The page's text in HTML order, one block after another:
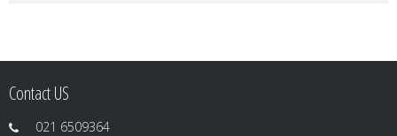
Contact US
021 6509364